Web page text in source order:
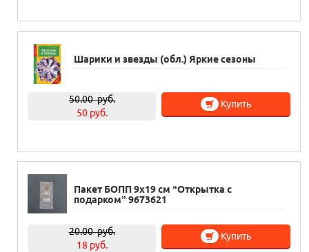
Шарики и звезды (обл.) Яркие сезоны
50.00руб.
50 руб.
Купить
Пакет БОПП 9х19 см “Открытка с
подарком” 9673621
20.00руб.
18 руб.
Купить